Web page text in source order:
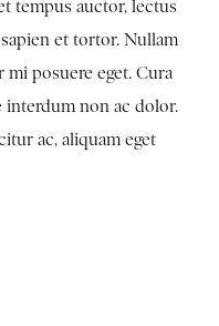
tempus auctor, lectus
et tortor. Nullam
posuere eget. Cura
interdum non ac dolor.
ac, aliquam eget